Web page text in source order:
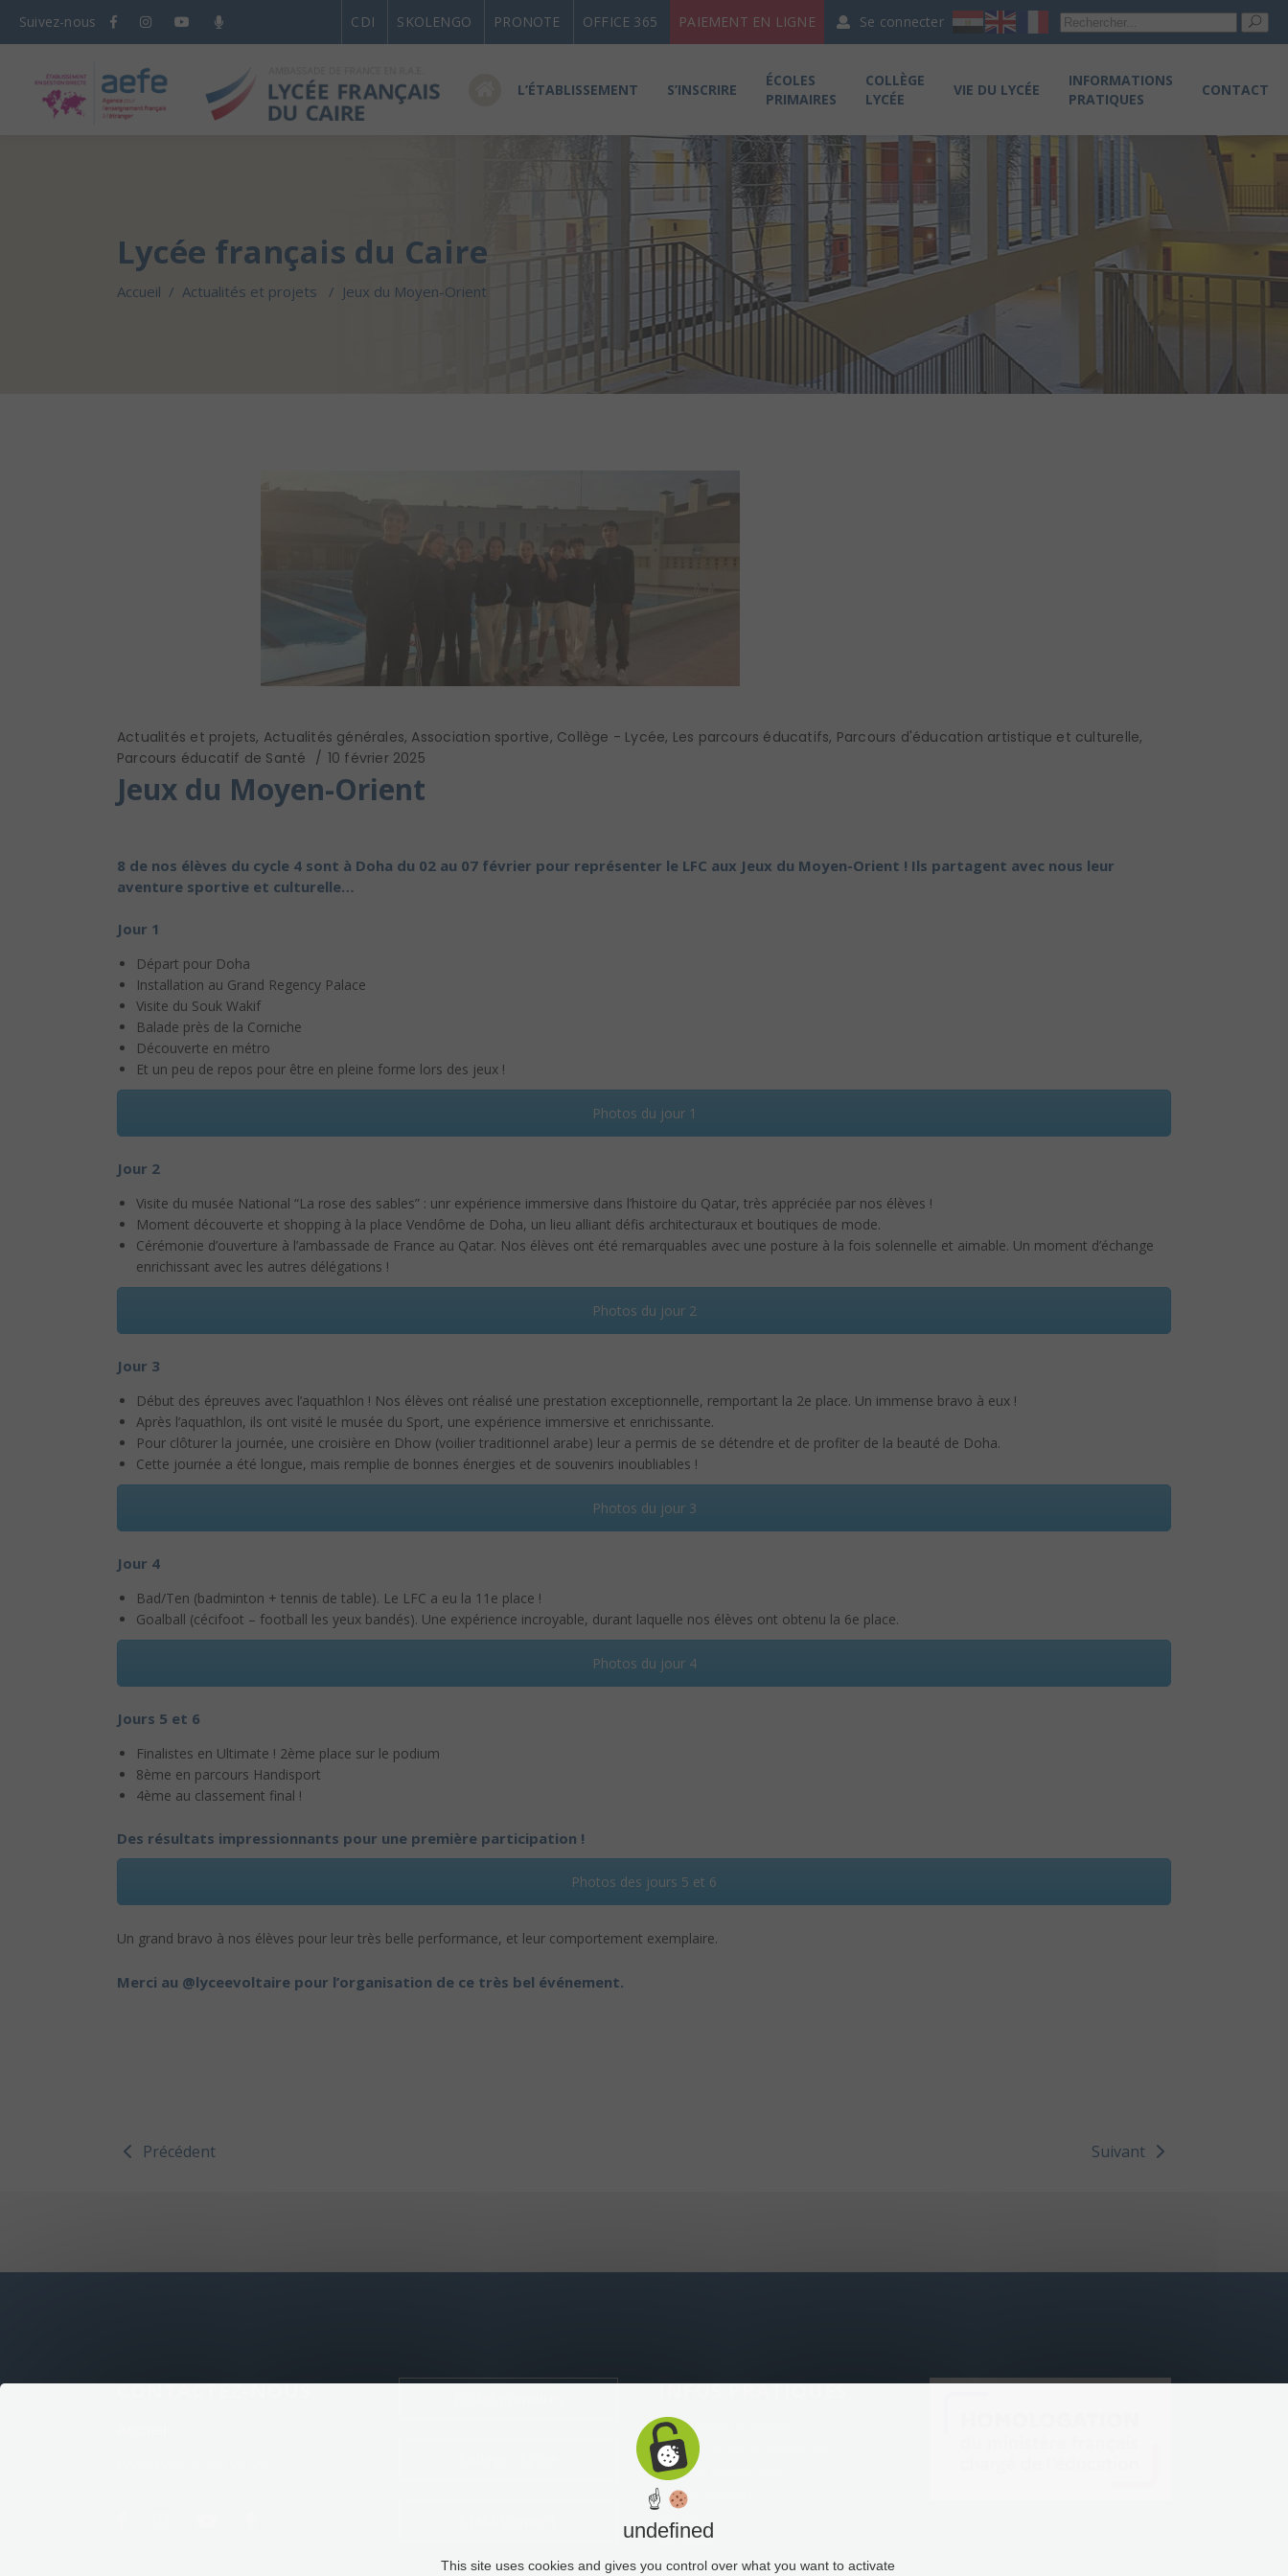
Suivez-nous CDI SKOLENGO PRONOTE OFFICE 365 PAIEMENT EN LIGNE Se connecter
L’ÉTABLISSEMENT S’INSCRIRE
ÉCOLES
PRIMAIRES
COLLÈGE
LYCÉE
VIE DU LYCÉE
INFORMATIONS
PRATIQUES
CONTACT
Lycée français du Caire
Accueil / Actualités et projets / Jeux du Moyen-Orient
Actualités et projets, Actualités générales, Association sportive, Collège - Lycée, Les parcours éducatifs, Parcours d'éducation artistique et culturelle,
Parcours éducatif de Santé
10 février 2025
Jeux du Moyen-Orient
8 de nos élèves du cycle 4 sont à Doha du 02 au 07 février pour représenter le LFC aux Jeux du Moyen-Orient ! Ils partagent avec nous leur
aventure sportive et culturelle…
Jour 1
Départ pour Doha
Installation au Grand Regency Palace
Visite du Souk Wakif
Balade près de la Corniche
Découverte en métro
Et un peu de repos pour être en pleine forme lors des jeux !
Photos du jour 1
Jour 2
Visite du musée National “La rose des sables” : unr expérience immersive dans l’histoire du Qatar, très appréciée par nos élèves !
Moment découverte et shopping à la place Vendôme de Doha, un lieu alliant défis architecturaux et boutiques de mode.
Cérémonie d’ouverture à l’ambassade de France au Qatar. Nos élèves ont été remarquables avec une posture à la fois solennelle et aimable. Un moment d’échange
enrichissant avec les autres délégations !
Photos du jour 2
Jour 3
Début des épreuves avec l’aquathlon ! Nos élèves ont réalisé une prestation exceptionnelle, remportant la 2e place. Un immense bravo à eux !
Après l’aquathlon, ils ont visité le musée du Sport, une expérience immersive et enrichissante.
Pour clôturer la journée, une croisière en Dhow (voilier traditionnel arabe) leur a permis de se détendre et de profiter de la beauté de Doha.
Cette journée a été longue, mais remplie de bonnes énergies et de souvenirs inoubliables !
Photos du jour 3
Jour 4
Bad/Ten (badminton + tennis de table). Le LFC a eu la 11e place !
Goalball (cécifoot – football les yeux bandés). Une expérience incroyable, durant laquelle nos élèves ont obtenu la 6e place.
Photos du jour 4
Jours 5 et 6
Finalistes en Ultimate ! 2ème place sur le podium
8ème en parcours Handisport
4ème au classement final !
Des résultats impressionnants pour une première participation !
Photos des jours 5 et 6
Un grand bravo à nos élèves pour leur très belle performance, et leur comportement exemplaire.
Merci au @lyceevoltaire pour l’organisation de ce très bel événement.
Précédent Suivant
CONTACTEZ-NOUS INFOS PRATIQUES
Calendrier scolaire
Fournitures et matériels
Centre d’examens
Restauration
Sécurité
Transports
☝
undefined
This site uses cookies and gives you control over what you want to activate